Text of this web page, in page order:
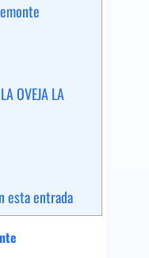
OVEJA LA
esta entrada